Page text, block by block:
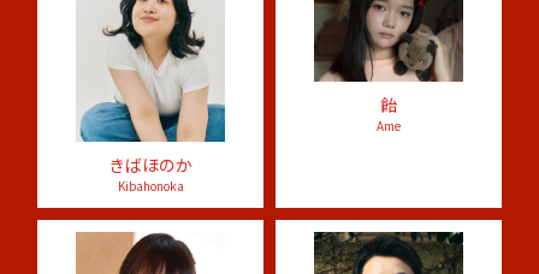
きばほのか
Kibahonoka
飴
Ame